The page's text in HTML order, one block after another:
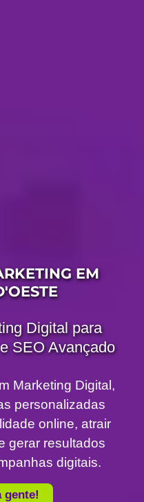
EM
Digital para
SEO Avançado
Marketing Digital,
personalizadas
online, atrair
gerar resultados
digitais.
gente!